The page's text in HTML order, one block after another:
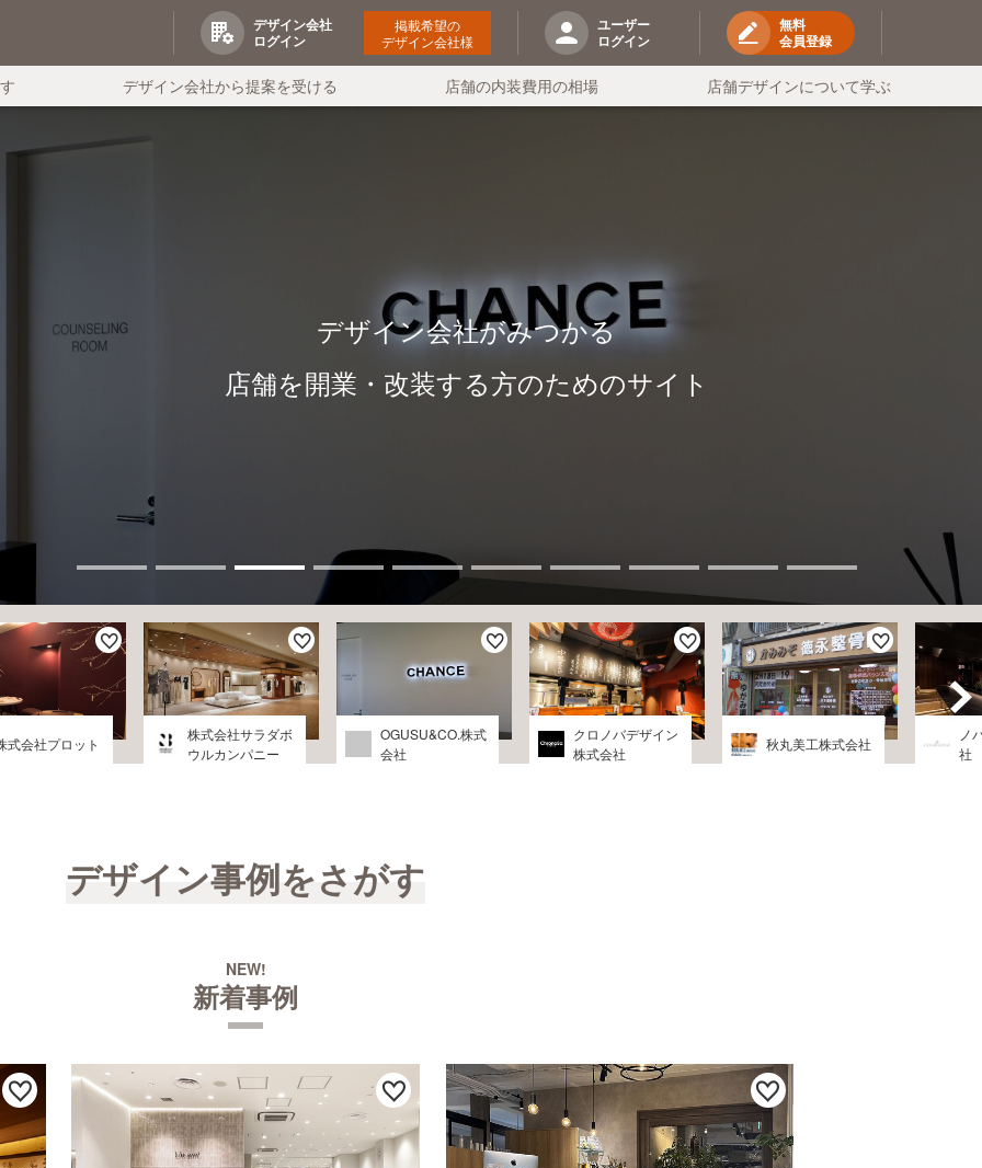
デザイン会社
ログイン
掲載希望の
デザイン会社様
ユーザー
ログイン
無料
会員登録
デザイン会社から提案を受ける 店舗の内装費用の相場 店舗デザインについて学ぶ
デザイン会社がみつかる
店舗を開業・改装する方のためのサイト
式会社プロット
株式会社サラダボ
ウルカンパニー
OGUSU&CO.株式
会社
クロノバデザイン
株式会社
秋丸美工株式会社
ノ
社
デザイン事例をさがす
NEW!
新着事例